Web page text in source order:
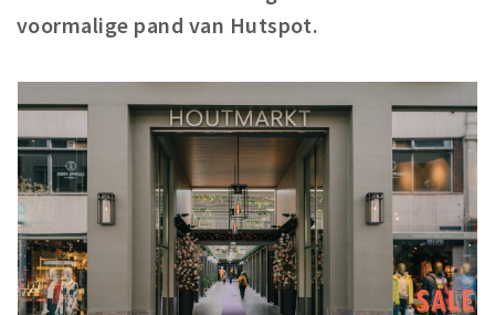
Toeristische routes
Natuurgebieden
Baroniepoorten
Sport
Privacy
Inloggen
voormalige pand van Hutspot.